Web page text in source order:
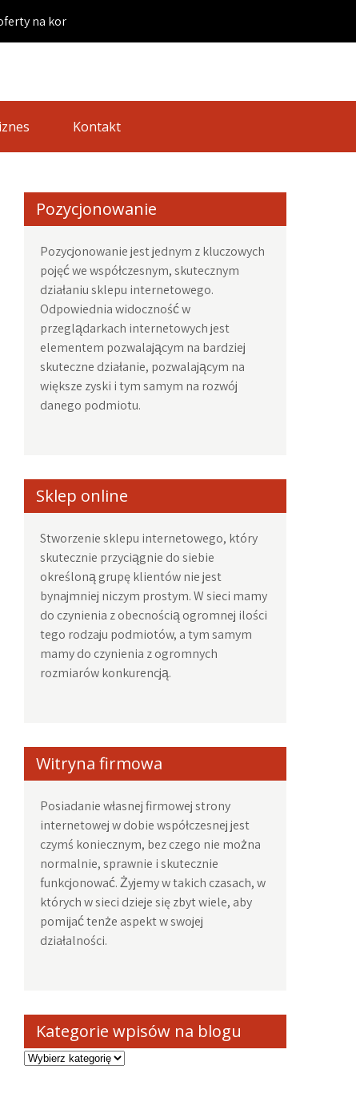
konferencje i szkolenia w hotelach nad bałtykiem |
Kontakt
Pozycjonowanie
Pozycjonowanie jest jednym z kluczowych
pojęć we współczesnym, skutecznym
działaniu sklepu internetowego.
Odpowiednia widoczność w
przeglądarkach internetowych jest
elementem pozwalającym na bardziej
skuteczne działanie, pozwalającym na
większe zyski i tym samym na rozwój
danego podmiotu.
Sklep online
Stworzenie sklepu internetowego, który
skutecznie przyciągnie do siebie
określoną grupę klientów nie jest
bynajmniej niczym prostym. W sieci mamy
do czynienia z obecnością ogromnej ilości
tego rodzaju podmiotów, a tym samym
mamy do czynienia z ogromnych
rozmiarów konkurencją.
Witryna firmowa
Posiadanie własnej firmowej strony
internetowej w dobie współczesnej jest
czymś koniecznym, bez czego nie można
normalnie, sprawnie i skutecznie
funkcjonować. Żyjemy w takich czasach, w
których w sieci dzieje się zbyt wiele, aby
pomijać tenże aspekt w swojej
działalności.
Kategorie wpisów na blogu
Kategorie